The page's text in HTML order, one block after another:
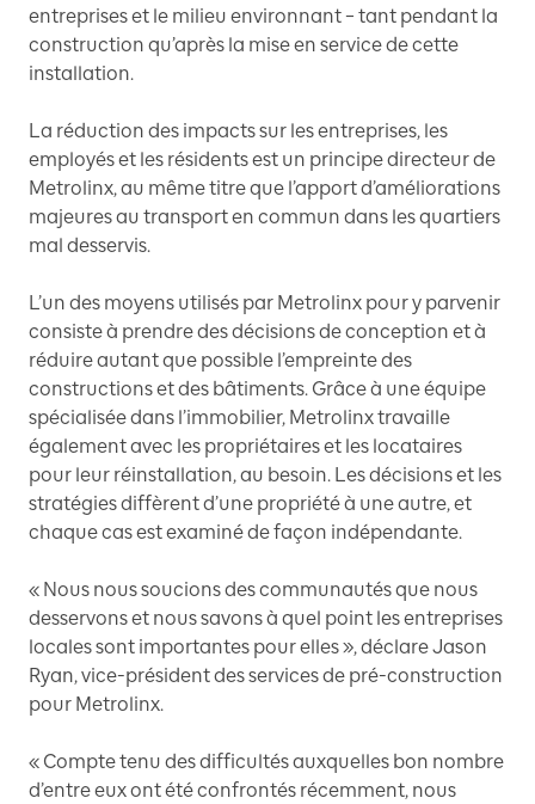
entreprises et le milieu environnant – tant pendant la
construction qu’après la mise en service de cette
installation.
La réduction des impacts sur les entreprises, les
employés et les résidents est un principe directeur de
Metrolinx, au même titre que l’apport d’améliorations
majeures au transport en commun dans les quartiers
mal desservis.
L’un des moyens utilisés par Metrolinx pour y parvenir
consiste à prendre des décisions de conception et à
réduire autant que possible l’empreinte des
constructions et des bâtiments. Grâce à une équipe
spécialisée dans l’immobilier, Metrolinx travaille
également avec les propriétaires et les locataires
pour leur réinstallation, au besoin. Les décisions et les
stratégies diffèrent d’une propriété à une autre, et
chaque cas est examiné de façon indépendante.
« Nous nous soucions des communautés que nous
desservons et nous savons à quel point les entreprises
locales sont importantes pour elles », déclare Jason
Ryan, vice-président des services de pré-construction
pour Metrolinx.
« Compte tenu des difficultés auxquelles bon nombre
d’entre eux ont été confrontés récemment, nous